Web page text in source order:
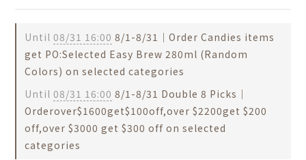
Until 08/31 16:00 8/1-8/31｜Order Candies items
get PO:Selected Easy Brew 280ml (Random
Colors) on selected categories
Until 08/31 16:00 8/1-8/31 Double 8 Picks｜
Orderover$1600get$100off,over $2200get $200
off,over $3000 get $300 off on selected
categories